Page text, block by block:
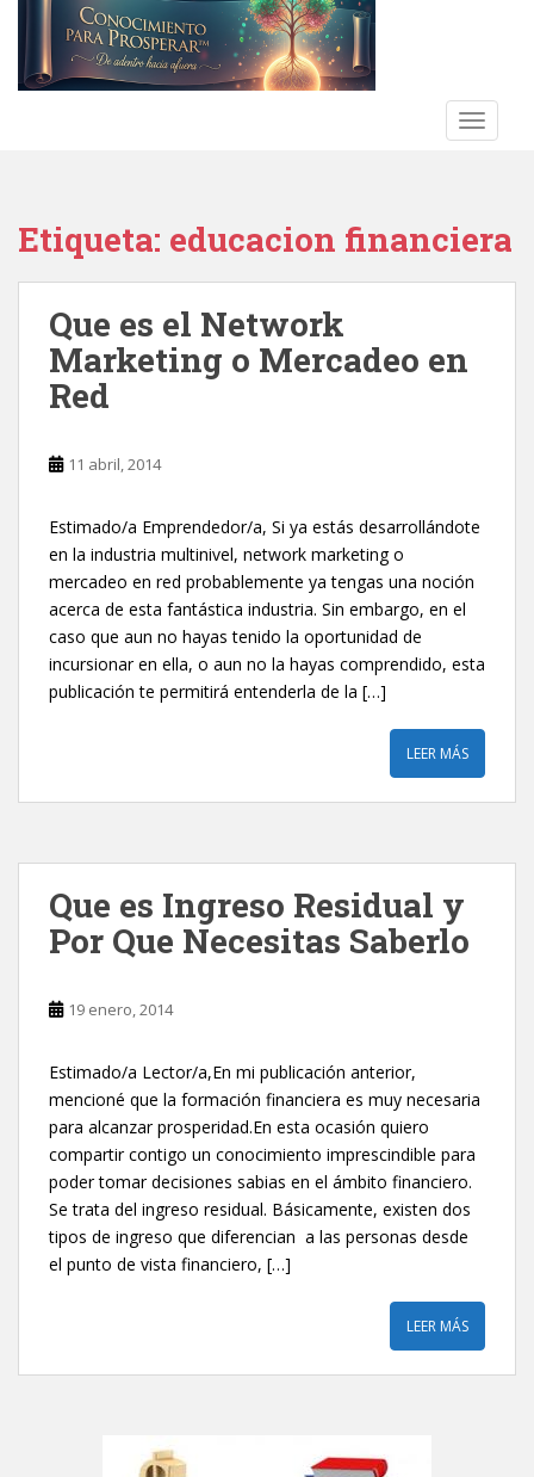
Etiqueta: educacion financiera
Que es el Network
Marketing o Mercadeo en
Red
11 abril, 2014
Estimado/a Emprendedor/a, Si ya estás desarrollándote
en la industria multinivel, network marketing o
mercadeo en red probablemente ya tengas una noción
acerca de esta fantástica industria. Sin embargo, en el
caso que aun no hayas tenido la oportunidad de
incursionar en ella, o aun no la hayas comprendido, esta
publicación te permitirá entenderla de la […]
LEER MÁS
Que es Ingreso Residual y
Por Que Necesitas Saberlo
19 enero, 2014
Estimado/a Lector/a,En mi publicación anterior,
mencioné que la formación financiera es muy necesaria
para alcanzar prosperidad.En esta ocasión quiero
compartir contigo un conocimiento imprescindible para
poder tomar decisiones sabias en el ámbito financiero.
Se trata del ingreso residual. Básicamente, existen dos
tipos de ingreso que diferencian a las personas desde
el punto de vista financiero, […]
LEER MÁS